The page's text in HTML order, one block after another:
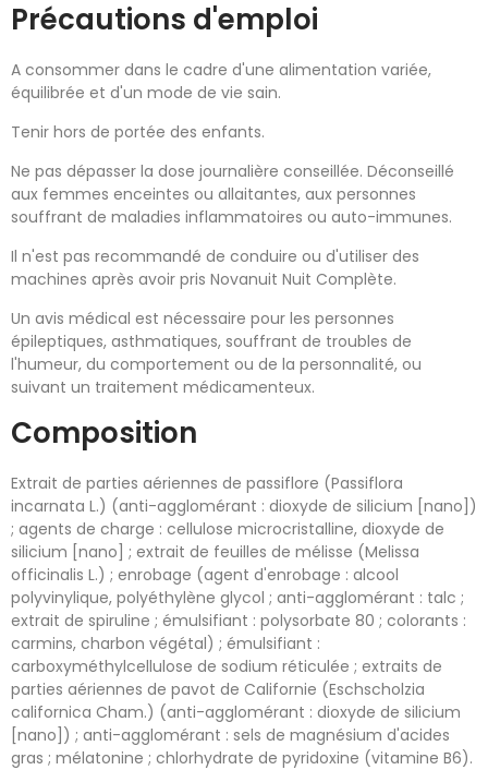
Précautions d'emploi
A consommer dans le cadre d'une alimentation variée,
équilibrée et d'un mode de vie sain.
Tenir hors de portée des enfants.
Ne pas dépasser la dose journalière conseillée. Déconseillé
aux femmes enceintes ou allaitantes, aux personnes
souffrant de maladies inflammatoires ou auto-immunes.
Il n'est pas recommandé de conduire ou d'utiliser des
machines après avoir pris Novanuit Nuit Complète.
Un avis médical est nécessaire pour les personnes
épileptiques, asthmatiques, souffrant de troubles de
l'humeur, du comportement ou de la personnalité, ou
suivant un traitement médicamenteux.
Composition
Extrait de parties aériennes de passiflore (Passiflora
incarnata L.) (anti-agglomérant : dioxyde de silicium [nano])
; agents de charge : cellulose microcristalline, dioxyde de
silicium [nano] ; extrait de feuilles de mélisse (Melissa
officinalis L.) ; enrobage (agent d'enrobage : alcool
polyvinylique, polyéthylène glycol ; anti-agglomérant : talc ;
extrait de spiruline ; émulsifiant : polysorbate 80 ; colorants :
carmins, charbon végétal) ; émulsifiant :
carboxyméthylcellulose de sodium réticulée ; extraits de
parties aériennes de pavot de Californie (Eschscholzia
californica Cham.) (anti-agglomérant : dioxyde de silicium
[nano]) ; anti-agglomérant : sels de magnésium d'acides
gras ; mélatonine ; chlorhydrate de pyridoxine (vitamine B6).